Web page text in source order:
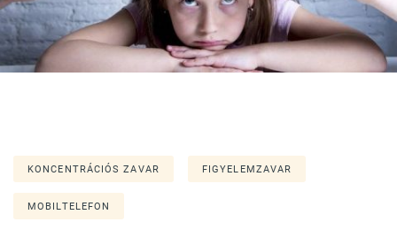
KONCENTRÁCIÓS ZAVAR FIGYELEMZAVAR
MOBILTELEFON